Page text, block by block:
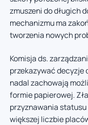
zmuszeni do długich
mechanizmu ma
tworzenia nowych
Komisja ds.
przekazywać
nadal zachowają
formie papierowej.
przyznawania statusu
większej liczbie